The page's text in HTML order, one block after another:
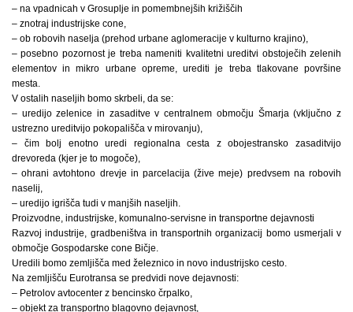
– na vpadnicah v Grosuplje in pomembnejših križiščih
– znotraj industrijske cone,
– ob robovih naselja (prehod urbane aglomeracije v kulturno krajino),
– posebno pozornost je treba nameniti kvalitetni ureditvi obstoječih zelenih
elementov in mikro urbane opreme, urediti je treba tlakovane površine
mesta.
V ostalih naseljih bomo skrbeli, da se:
– uredijo zelenice in zasaditve v centralnem območju Šmarja (vključno z
ustrezno ureditvijo pokopališča v mirovanju),
– čim bolj enotno uredi regionalna cesta z obojestransko zasaditvijo
drevoreda (kjer je to mogoče),
– ohrani avtohtono drevje in parcelacija (žive meje) predvsem na robovih
naselij,
– uredijo igrišča tudi v manjših naseljih.
Proizvodne, industrijske, komunalno-servisne in transportne dejavnosti
Razvoj industrije, gradbeništva in transportnih organizacij bomo usmerjali v
območje Gospodarske cone Bičje.
Uredili bomo zemljišča med železnico in novo industrijsko cesto.
Na zemljišču Eurotransa se predvidi nove dejavnosti:
– Petrolov avtocenter z bencinsko črpalko,
– objekt za transportno blagovno dejavnost,